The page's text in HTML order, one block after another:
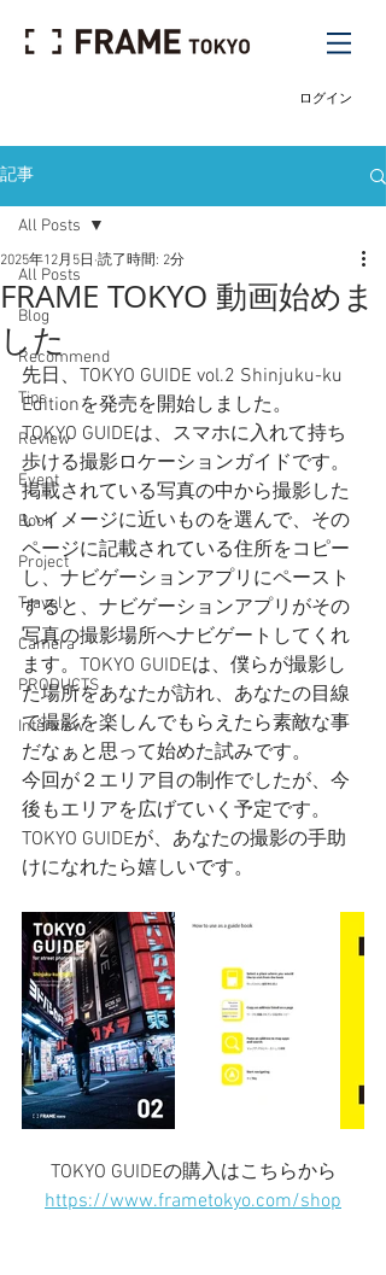
ログイン
記事
All Posts
Blog
Recommend
Tips
Review
Event
Book
Project
Travel
Camera
PRODUCTS
Interview
All Posts
FRAME TOKYO 動画始めま
した
2025年12月5日 読了時間: 2分
先日、TOKYO GUIDE vol.2 Shinjuku-ku
Editionを発売を開始しました。
TOKYO GUIDEは、スマホに入れて持ち
歩ける撮影ロケーションガイドです。
掲載されている写真の中から撮影した
いイメージに近いものを選んで、その
ページに記載されている住所をコピー
し、ナビゲーションアプリにペースト
すると、ナビゲーションアプリがその
写真の撮影場所へナビゲートしてくれ
ます。TOKYO GUIDEは、僕らが撮影し
た場所をあなたが訪れ、あなたの目線
で撮影を楽しんでもらえたら素敵な事
だなぁと思って始めた試みです。
今回が２エリア目の制作でしたが、今
後もエリアを広げていく予定です。
TOKYO GUIDEが、あなたの撮影の手助
けになれたら嬉しいです。
TOKYO GUIDEの購入はこちらから
https://www.frametokyo.com/shop